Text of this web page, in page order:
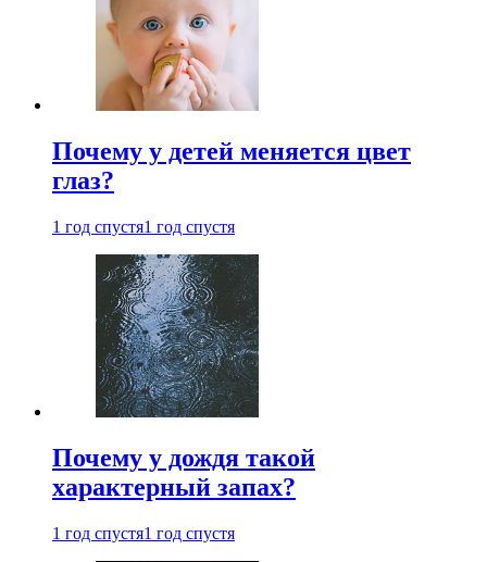
Почему у детей меняется цвет
глаз?
1 год спустя1 год спустя
Почему у дождя такой
характерный запах?
1 год спустя1 год спустя